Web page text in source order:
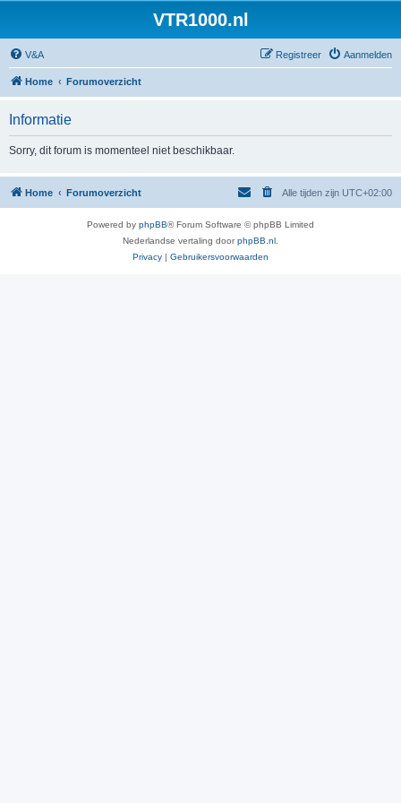
VTR1000.nl
V&A Aanmelden
Registreer
Home Forumoverzicht
Informatie
Sorry, dit forum is momenteel niet beschikbaar.
Home Forumoverzicht Alle tijden zijn UTC+02:00
Powered by phpBB® Forum Software © phpBB Limited
Nederlandse vertaling doorphpBB.nl
Privacy | Gebruikersvoorwaarden